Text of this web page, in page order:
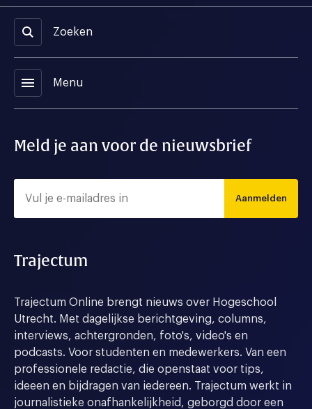
Zoeken
menu Menu
Meld je aan voor de nieuwsbrief
Aanmelden
Trajectum
Trajectum Online brengt nieuws over Hogeschool
Utrecht. Met dagelijkse berichtgeving, columns,
interviews, achtergronden, foto's, video's en
podcasts. Voor studenten en medewerkers. Van een
professionele redactie, die openstaat voor tips,
ideeen en bijdragen van iedereen. Trajectum werkt in
journalistieke onafhankelijkheid, geborgd door een